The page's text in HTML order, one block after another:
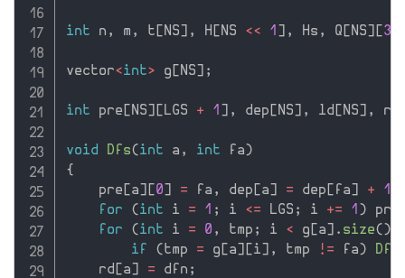
int n , m , t [NS] , H [NS << 1 ] , Hs , Q [NS] [3
vector<int> g [NS] ;
int pre [NS] [LGS + 1 ] , dep [NS] , ld [NS] , rd
void Dfs(int a , int fa)
{
    pre
[a] [0] = fa , dep [a] = dep [ fa] + 1
for
(int i = 1 ; i <= LGS ; i += 1 ) pre
for
(int i = 0 , tmp ; i < g [a] . size()
if
(tmp = g [a] [i] , tmp != fa) Dfs
    rd
[a] = dfn ;